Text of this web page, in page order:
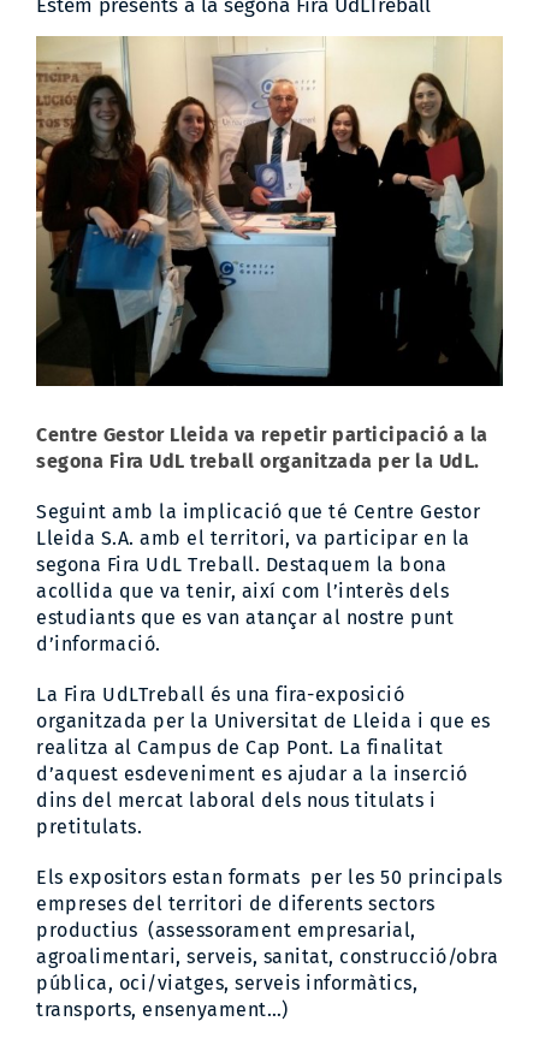
Estem presents a la segona Fira UdLTreball
Larger
Image
Centre Gestor Lleida va repetir participació a la
segona Fira UdL treball organitzada per la UdL.
Seguint amb la implicació que té Centre Gestor
Lleida S.A. amb el territori, va participar en la
segona Fira UdL Treball. Destaquem la bona
acollida que va tenir, així com l’interès dels
estudiants que es van atançar al nostre punt
d’informació.
La Fira UdLTreball és una fira-exposició
organitzada per la Universitat de Lleida i que es
realitza al Campus de Cap Pont. La finalitat
d’aquest esdeveniment es ajudar a la inserció
dins del mercat laboral dels nous titulats i
pretitulats.
Els expositors estan formats per les 50 principals
empreses del territori de diferents sectors
productius (assessorament empresarial,
agroalimentari, serveis, sanitat, construcció/obra
pública, oci/viatges, serveis informàtics,
transports, ensenyament…)